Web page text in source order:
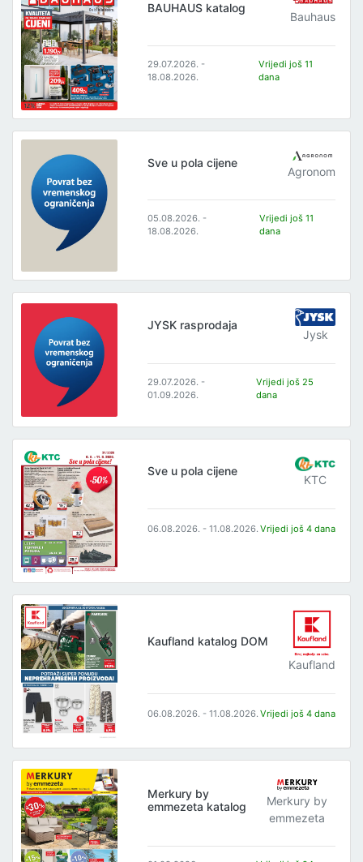
BAUHAUS katalog
Bauhaus
29.07.2026. -
18.08.2026.
Vrijedi još 11
dana
Sve u pola cijene
Agronom
05.08.2026. -
18.08.2026.
Vrijedi još 11
dana
JYSK rasprodaja
Jysk
29.07.2026. -
01.09.2026.
Vrijedi još 25
dana
Sve u pola cijene
KTC
06.08.2026. - 11.08.2026. Vrijedi još 4 dana
Kaufland katalog DOM
Kaufland
06.08.2026. - 11.08.2026. Vrijedi još 4 dana
Merkury by
emmezeta katalog
Merkury by
emmezeta